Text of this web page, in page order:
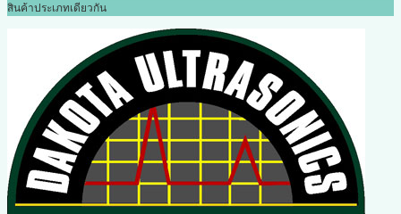
สินค้าประเภทเดียวกัน